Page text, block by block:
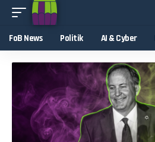
FoB News Politik AI & Cyber